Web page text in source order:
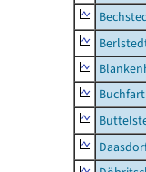
Buchfart